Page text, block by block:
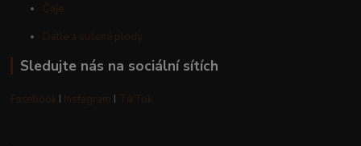
Čaje
Datle a sušené plody
Sledujte nás na sociální sítích
Facebook I Instagram I TikTok